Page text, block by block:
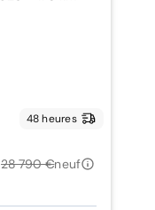
48 heures
28 790 €neuf